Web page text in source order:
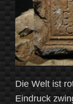
Die Welt ist
Eindruck